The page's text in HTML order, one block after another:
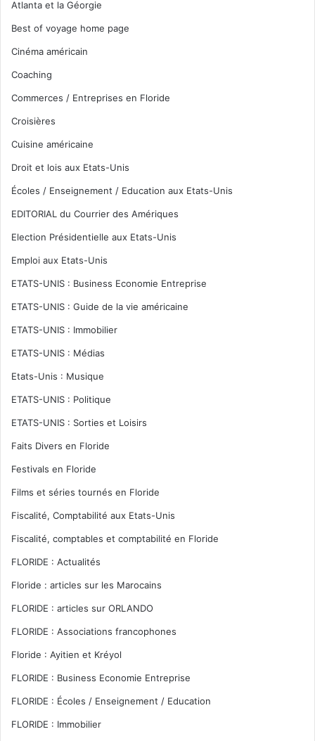
Atlanta et la Géorgie
Best of voyage home page
Cinéma américain
Coaching
Commerces / Entreprises en Floride
Croisières
Cuisine américaine
Droit et lois aux Etats-Unis
Écoles / Enseignement / Education aux Etats-Unis
EDITORIAL du Courrier des Amériques
Election Présidentielle aux Etats-Unis
Emploi aux Etats-Unis
ETATS-UNIS : Business Economie Entreprise
ETATS-UNIS : Guide de la vie américaine
ETATS-UNIS : Immobilier
ETATS-UNIS : Médias
Etats-Unis : Musique
ETATS-UNIS : Politique
ETATS-UNIS : Sorties et Loisirs
Faits Divers en Floride
Festivals en Floride
Films et séries tournés en Floride
Fiscalité, Comptabilité aux Etats-Unis
Fiscalité, comptables et comptabilité en Floride
FLORIDE : Actualités
Floride : articles sur les Marocains
FLORIDE : articles sur ORLANDO
FLORIDE : Associations francophones
Floride : Ayitien et Kréyol
FLORIDE : Business Economie Entreprise
FLORIDE : Écoles / Enseignement / Education
FLORIDE : Immobilier